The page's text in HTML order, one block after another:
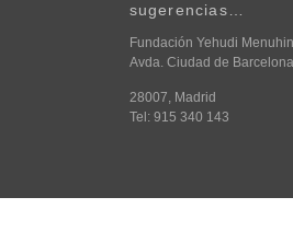
sugerencias…
Fundación Yehudi
Avda. Ciudad de
28007, Madrid
Tel: 915 340 143